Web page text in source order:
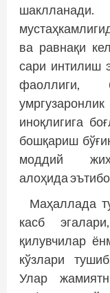
ва равнақи
сари интилиш
фаоллиги,
иноқлигига
бошқариш
моддий
алоҳида
Маҳаллада
касб
қилувчилар
кўзлари
Улар